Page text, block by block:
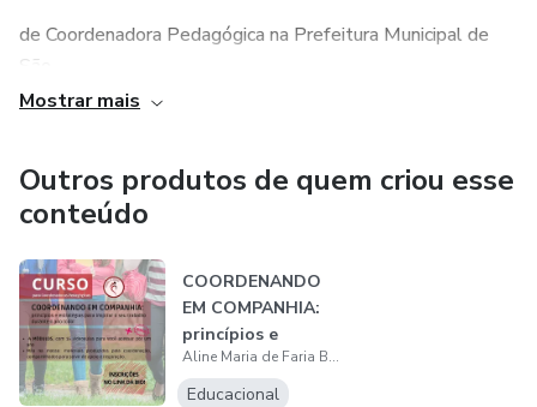
de Coordenadora Pedagógica na Prefeitura Municipal de
São
Mostrar mais
Outros produtos de quem criou esse
conteúdo
COORDENANDO
EM COMPANHIA:
princípios e
estratégias para
insp...
Aline Maria de Faria Borborema Zan
Educacional